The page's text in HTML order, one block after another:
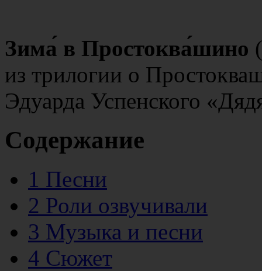
Зима́ в Простоква́шино
из трилогии о
Эдуарда Успенского
Содержание
1 Песни
2 Роли озвучивали
3 Музыка и песни
4 Сюжет